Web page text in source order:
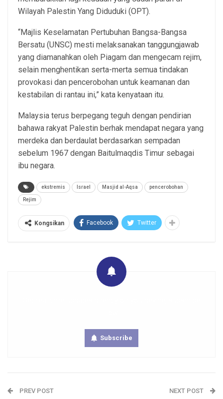
Wilayah Palestin Yang Diduduki (OPT).
“Majlis Keselamatan Pertubuhan Bangsa-Bangsa
Bersatu (UNSC) mesti melaksanakan tanggungjawab
yang diamanahkan oleh Piagam dan mengecam rejim,
selain menghentikan serta-merta semua tindakan
provokasi dan pencerobohan untuk keamanan dan
kestabilan di rantau ini,” kata kenyataan itu.
Malaysia terus berpegang teguh dengan pendirian
bahawa rakyat Palestin berhak mendapat negara yang
merdeka dan berdaulat berdasarkan sempadan
sebelum 1967 dengan Baitulmaqdis Timur sebagai
ibu negara.
ekstremis Israel Masjid al-Aqsa pencerobohan
Rejim
Kongsikan Facebook Twitter
Subscribe
PREV POST NEXT POST